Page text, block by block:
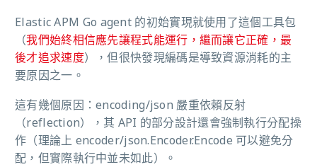
Elastic APM Go agent 的初始實現就使用了這個工具包
（我們始終相信應先讓程式能運行，繼而讓它正確，最
後才追求速度），但很快發現編碼是導致資源消耗的主
要原因之一。
這有幾個原因：encoding/json 嚴重依賴反射
（reflection），其 API 的部分設計還會強制執行分配操
作（理論上 encoder/json.Encoder.Encode 可以避免分
配，但實際執行中並未如此）。